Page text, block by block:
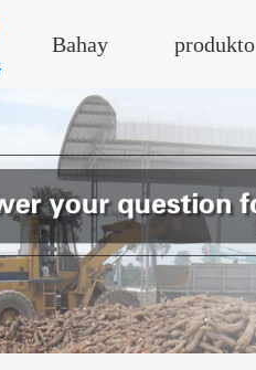
Bahay produkto